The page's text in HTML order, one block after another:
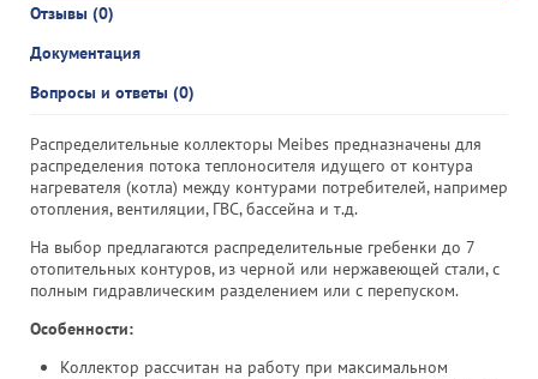
Отзывы (0)
Документация
Вопросы и ответы (0)
Распределительные коллекторы Meibes предназначены для
распределения потока теплоносителя идущего от контура
нагревателя (котла) между контурами потребителей, например
отопления, вентиляции, ГВС, бассейна и т.д.
На выбор предлагаются распределительные гребенки до 7
отопительных контуров, из черной или нержавеющей стали, с
полным гидравлическим разделением или с перепуском.
Особенности:
Коллектор рассчитан на работу при максимальном